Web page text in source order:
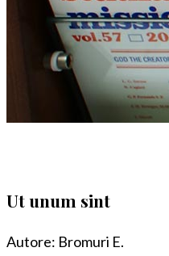
Ut unum sint
Autore: Bromuri E.